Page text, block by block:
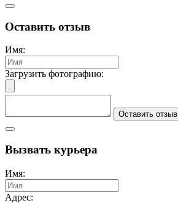
Оставить отзыв
Имя:
Загрузить фотографию:
Оставить отзыв
Вызвать курьера
Имя:
Адрес: